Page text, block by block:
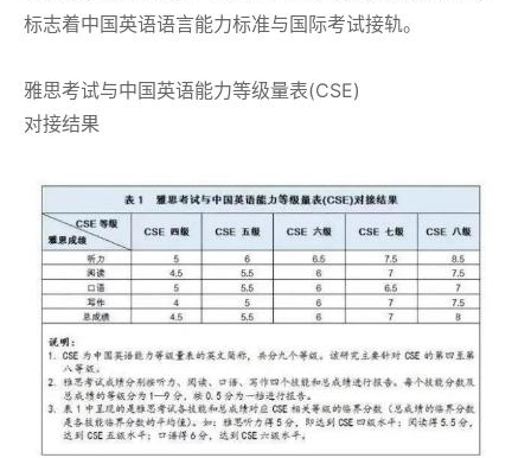
标志着中国英语语言能力标准与国际考试接轨。
雅思考试与中国英语能力等级量表(CSE)
对接结果